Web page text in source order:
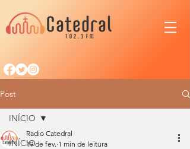
Post
INÍCIO
INÍCIO
Radio Catedral
19 de fev. 1 min de leitura